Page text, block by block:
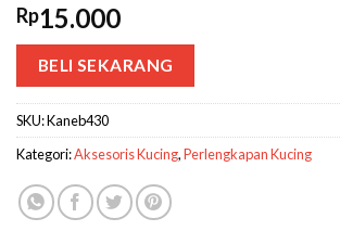
Rp15.000
BELI SEKARANG
SKU:Kaneb430
Kategori:Aksesoris Kucing,Perlengkapan Kucing